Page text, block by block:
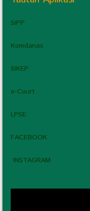
SIPP
Komdanas
SIKEP
e-Court
LPSE
FACEBOOK
INSTAGRAM